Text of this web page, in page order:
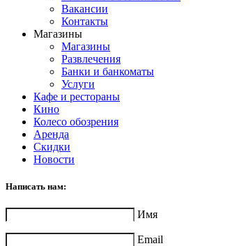
Вакансии
Контакты
Магазины
Магазины
Развлечения
Банки и банкоматы
Услуги
Кафе и рестораны
Кино
Колесо обозрения
Аренда
Скидки
Новости
Написать нам:
Имя
Email